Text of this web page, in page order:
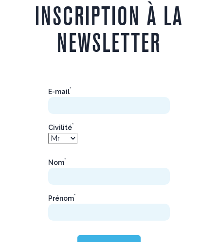
INSCRIPTION À LA
NEWSLETTER
E-mail*
Civilité*
Nom*
Prénom*